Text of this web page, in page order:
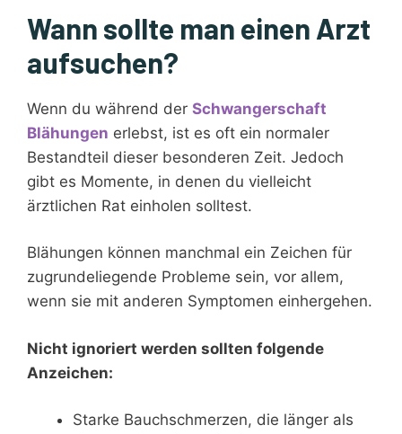
Wann sollte man einen Arzt
aufsuchen?
Wenn du während der Schwangerschaft
Blähungen erlebst, ist es oft ein normaler
Bestandteil dieser besonderen Zeit. Jedoch
gibt es Momente, in denen du vielleicht
ärztlichen Rat einholen solltest.
Blähungen können manchmal ein Zeichen für
zugrundeliegende Probleme sein, vor allem,
wenn sie mit anderen Symptomen einhergehen.
Nicht ignoriert werden sollten folgende
Anzeichen:
Starke Bauchschmerzen, die länger als